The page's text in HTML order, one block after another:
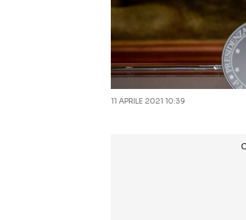
11 APRILE 2021 10:39